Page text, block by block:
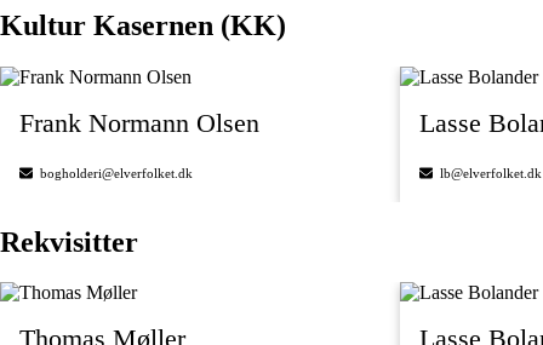
Kultur Kasernen (KK)
Frank Normann Olsen
bogholderi@elverfolket.dk
Lasse
lb@elverfolket.dk
Rekvisitter
Thomas Møller Lasse